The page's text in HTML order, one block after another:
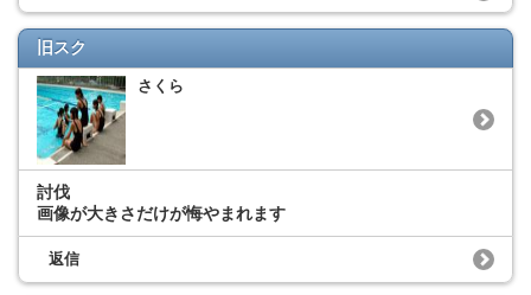
旧スク
さくら
討伐
画像が大きさだけが悔やまれます
返信